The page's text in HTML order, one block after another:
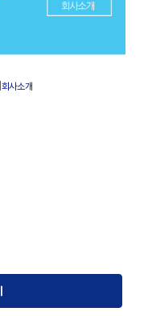
회사소개